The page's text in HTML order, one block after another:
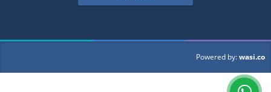
Powered by:wasi.co